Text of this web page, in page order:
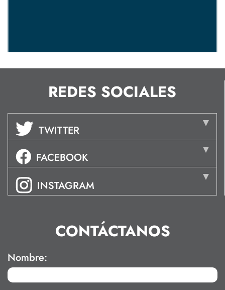
REDES SOCIALES
TWITTER
FACEBOOK
INSTAGRAM
CONTÁCTANOS
Nombre: